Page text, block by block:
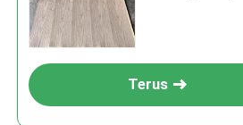
Terus